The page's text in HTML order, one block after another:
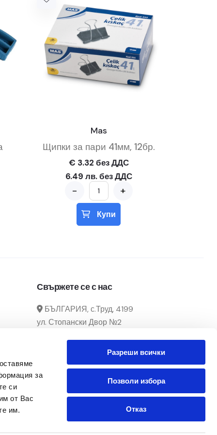
за
си
от Вас
им.
Разреши всички
Позволи избора
Отказ
Mas
Щипки за пари 41мм, 12бр.
€ 3.32 без ДДС
6.49 лв. без ДДС
- +
Купи
Свържете се с нас
БЪЛГАРИЯ, с.Труд, 4199
ул. Стопански Двор №2
manager@officecenter-
0882 166 292 / 032 39 29 02
Понеделник - Петък
Последвайте ни в Facebook